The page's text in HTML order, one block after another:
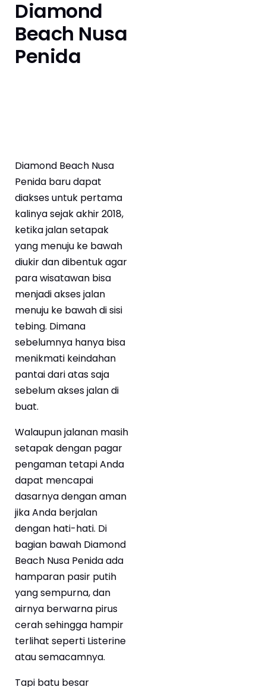
Diamond
Beach Nusa
Penida
Diamond Beach Nusa
Penida baru dapat
diakses untuk pertama
kalinya sejak akhir 2018,
ketika jalan setapak
yang menuju ke bawah
diukir dan dibentuk agar
para wisatawan bisa
menjadi akses jalan
menuju ke bawah di sisi
tebing. Dimana
sebelumnya hanya bisa
menikmati keindahan
pantai dari atas saja
sebelum akses jalan di
buat.
Walaupun jalanan masih
setapak dengan pagar
pengaman tetapi Anda
dapat mencapai
dasarnya dengan aman
jika Anda berjalan
dengan hati-hati. Di
bagian bawah Diamond
Beach Nusa Penida ada
hamparan pasir putih
yang sempurna, dan
airnya berwarna pirus
cerah sehingga hampir
terlihat seperti Listerine
atau semacamnya.
Tapi batu besar